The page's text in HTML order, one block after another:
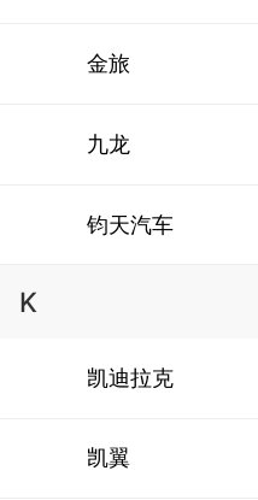
金旅
九龙
钧天汽车
K
凯迪拉克
凯翼